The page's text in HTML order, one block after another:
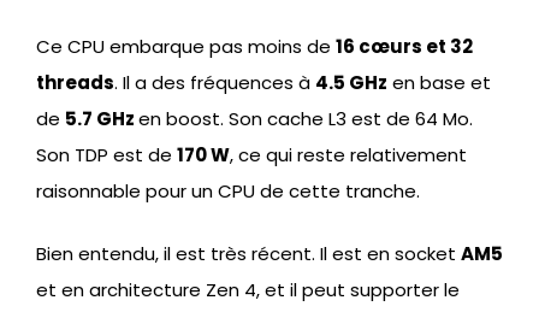
Ce CPU embarque pas moins de 16 cœurs et 32
threads. Il a des fréquences à 4.5 GHz en base et
de 5.7 GHzen boost. Son cache L3 est de 64 Mo.
Son TDP est de 170 W, ce qui reste relativement
raisonnable pour un CPU de cette tranche.
Bien entendu, il est très récent. Il est en socket AM5
et en architecture Zen 4, et il peut supporter le